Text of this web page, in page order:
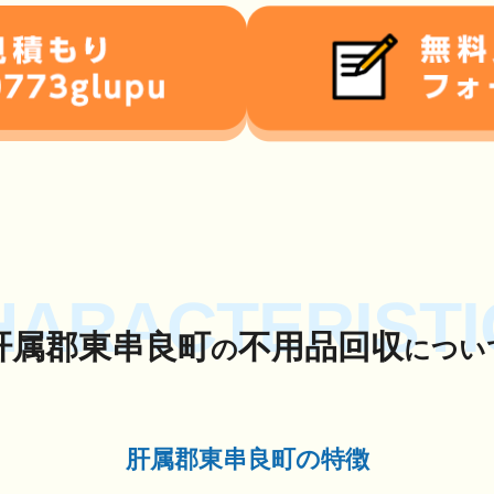
属郡東串良町の不用品回収につい
肝属郡東串良町の特徴